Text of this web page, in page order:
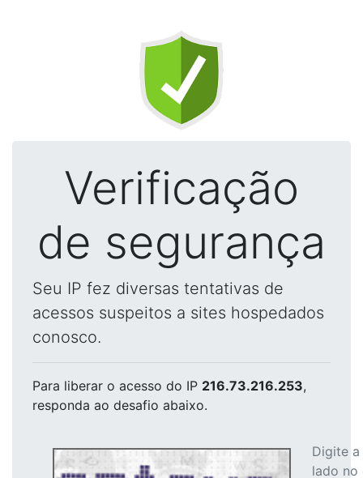
Verificação
de segurança
Seu IP fez diversas tentativas de
acessos suspeitos a sites hospedados
conosco.
Para liberar o acesso do IP 216.73.216.253,
responda ao desafio abaixo.
Digite
lado no